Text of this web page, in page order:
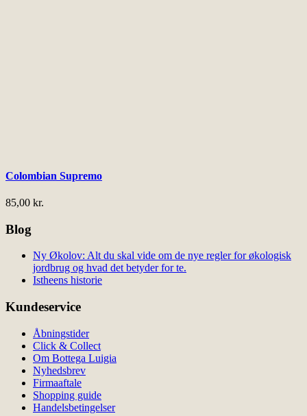
Colombian Supremo
85,00 kr.
Blog
Ny Økolov: Alt du skal vide om de nye regler for økologisk
jordbrug og hvad det betyder for te.
Istheens historie
Kundeservice
Åbningstider
Click & Collect
Om Bottega Luigia
Nyhedsbrev
Firmaaftale
Shopping guide
Handelsbetingelser